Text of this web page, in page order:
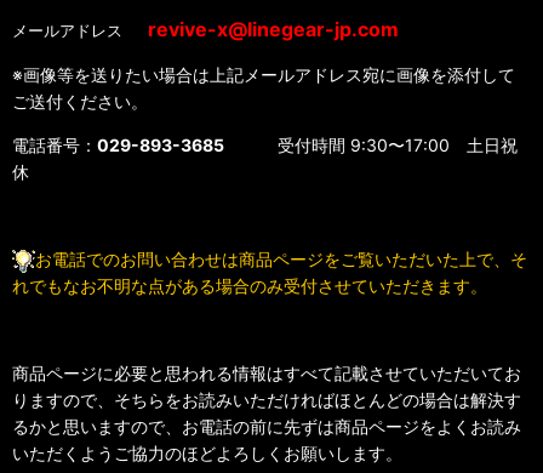
メールアドレス revive-x@linegear-jp.com
※画像等を送りたい場合は上記メールアドレス宛に画像を添付して
ご送付ください。
電話番号： 029-893-3685 受付時間 9:30〜17:00 土日祝
休
お電話でのお問い合わせは商品ページをご覧いただいた上で、そ
れでもなお不明な点がある場合のみ受付させていただきます。
商品ページに必要と思われる情報はすべて記載させていただいてお
りますので、そちらをお読みいただければほとんどの場合は解決す
るかと思いますので、お電話の前に先ずは商品ページをよくお読み
いただくようご協力のほどよろしくお願いします。